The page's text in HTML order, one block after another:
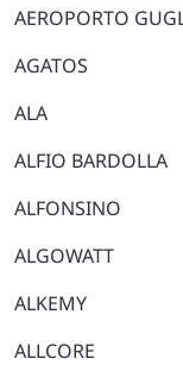
AEROPORTO
AGATOS
ALA
ALFIO BARDOLLA
ALFONSINO
ALGOWATT
ALKEMY
ALLCORE